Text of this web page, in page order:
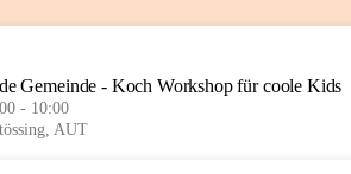
Gemeinde - Koch Workshop für coole Kids
- 10:00
AUT